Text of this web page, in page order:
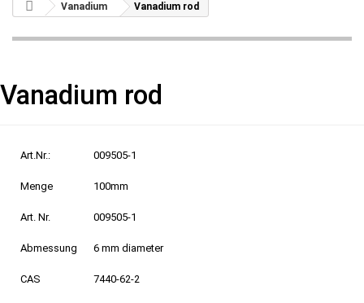
Vanadium Vanadium rod
Vanadium rod
Art.Nr.: 009505-1
Menge 100mm
Art. Nr. 009505-1
Abmessung 6 mm diameter
CAS 7440-62-2